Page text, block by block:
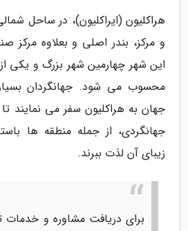
هراکلیون (ایراکلیون)، در ساحل
و مرکز، بندر اصلی و بعلاوه مرکز
این شهر چهارمین شهر بزرگ و یکی
محسوب می شود. جهانگردان
جهان به هراکلیون سفر می نمایند
جهانگردی، از جمله منطقه ها
زیبای آن لذت ببرند.
برای دریافت مشاوره و